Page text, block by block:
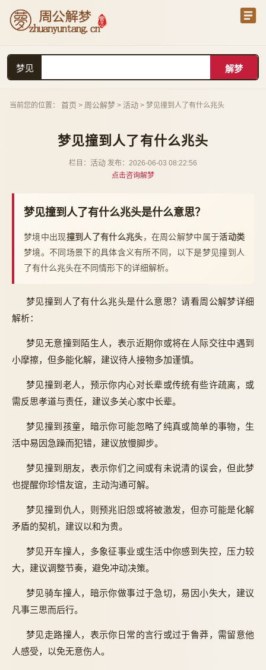
梦见
当前您的位置： 首页 > 周公解梦 > 活动 > 梦见撞到人了有什么兆头
梦见撞到人了有什么兆头
栏目： 活动 发布：2026-06-03 08:22:56
点击咨询解梦
梦见撞到人了有什么兆头是什么意思？
梦境中出现撞到人了有什么兆头，在周公解梦中属于活动类
梦境。不同场景下的具体含义有所不同，以下是梦见撞到人
了有什么兆头在不同情形下的详细解析。
梦见撞到人了有什么兆头是什么意思？请看周公解梦详细
解析：
梦见无意撞到陌生人，表示近期你或将在人际交往中遇到
小摩擦，但多能化解，建议待人接物多加谨慎。
梦见撞到老人，预示你内心对长辈或传统有些许疏离，或
需反思孝道与责任，建议多关心家中长辈。
梦见撞到孩童，暗示你可能忽略了纯真或简单的事物，生
活中易因急躁而犯错，建议放慢脚步。
梦见撞到朋友，表示你们之间或有未说清的误会，但此梦
也提醒你珍惜友谊，主动沟通可解。
梦见撞到仇人，则预兆旧怨或将被激发，但亦可能是化解
矛盾的契机，建议以和为贵。
梦见开车撞人，多象征事业或生活中你感到失控，压力较
大，建议调整节奏，避免冲动决策。
梦见骑车撞人，暗示你做事过于急切，易因小失大，建议
凡事三思而后行。
梦见走路撞人，表示你日常的言行或过于鲁莽，需留意他
人感受，以免无意伤人。